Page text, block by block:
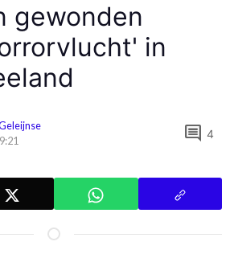
gewonden
in
comment 4